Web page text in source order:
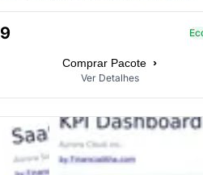
Comprar Pacote ›
Ver Detalhes